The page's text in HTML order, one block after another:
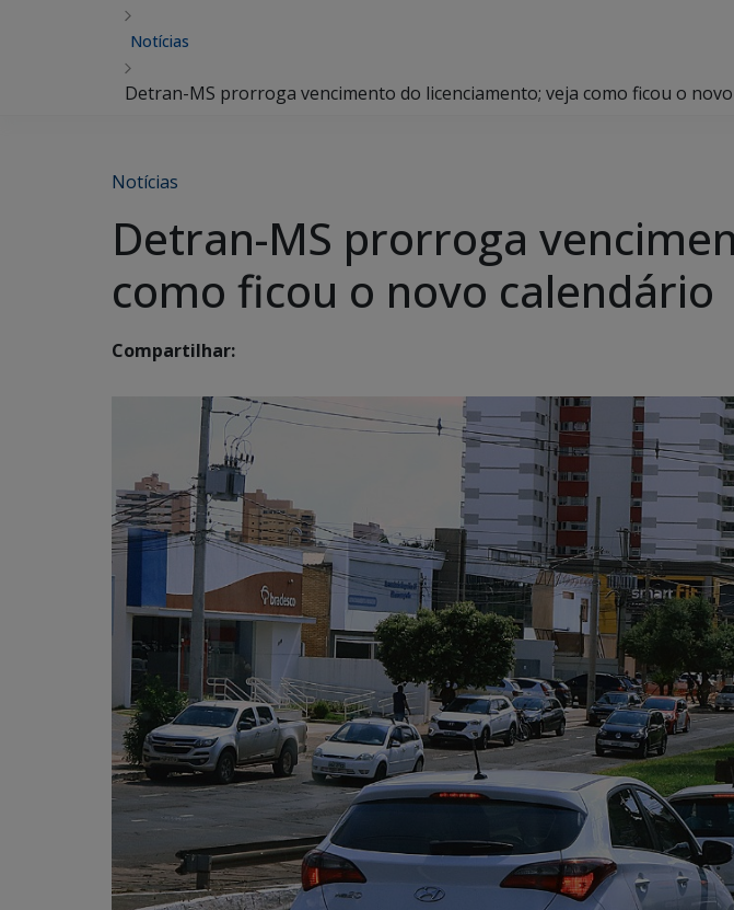
Notícias
Detran-MS prorroga vencimento do licenciamento; veja como ficou o
Notícias
Detran-MS prorroga
como ficou o novo calendário
Compartilhar: